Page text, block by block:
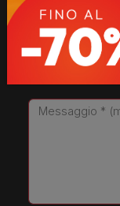
Telefono
Email *
Messaggio *